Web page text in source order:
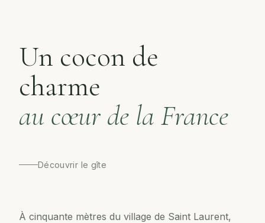
Un cocon de
charme
au cœur de la France
Découvrir le gîte
À cinquante mètres du village de Saint Laurent,